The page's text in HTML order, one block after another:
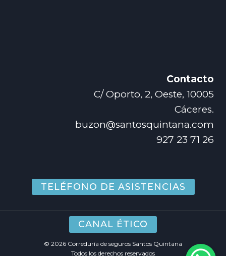
Contacto
C/ Oporto, 2, Oeste, 10005
Cáceres.
buzon@santosquintana.com
927 23 71 26
TELÉFONO DE ASISTENCIAS
CANAL ÉTICO
© 2026 Correduría de seguros Santos Quintana
Todos los derechos reservados